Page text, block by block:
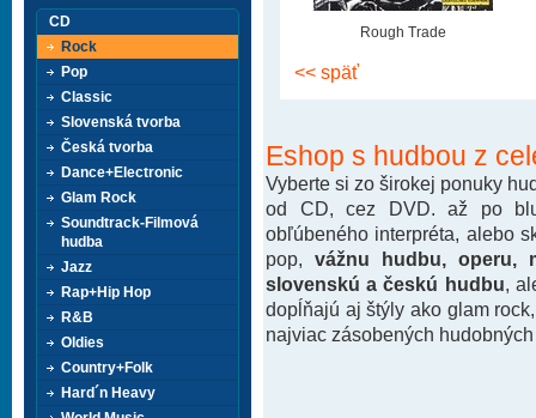
Rough Trade
<< späť
Eshop s hudbou z
Vyberte si zo širokej ponuky
od CD, cez DVD. až po
obľúbeného interpréta, alebo
pop, vážnu hudbu, operu,
slovenskú a českú hudbu ,
dopĺňajú aj štýly ako glam
najviac zásobených
CD
Rock
Pop
Classic
Slovenská tvorba
Česká tvorba
Dance+Electronic
Glam Rock
Soundtrack-Filmová
hudba
Jazz
Rap+Hip Hop
R&B
Oldies
Country+Folk
Hard´n Heavy